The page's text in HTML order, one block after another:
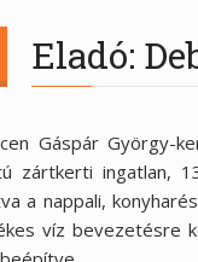
Eladó:
Gáspár György-
zártkerti ingatlan,
a nappali,
víz bevezetésre